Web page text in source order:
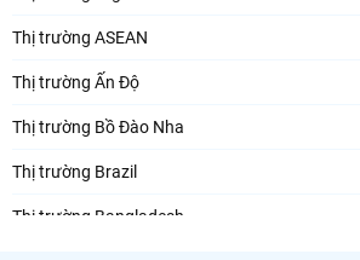
Thị trường ASEAN
Thị trường Ấn Độ
Thị trường Bồ Đào Nha
Thị trường Brazil
Thị trường Bangladesh